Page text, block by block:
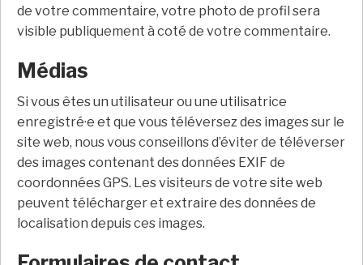
de votre commentaire, votre photo de profil sera
visible publiquement à coté de votre commentaire.
Médias
Si vous êtes un utilisateur ou une utilisatrice
enregistré·e et que vous téléversez des images sur le
site web, nous vous conseillons d’éviter de téléverser
des images contenant des données EXIF de
coordonnées GPS. Les visiteurs de votre site web
peuvent télécharger et extraire des données de
localisation depuis ces images.